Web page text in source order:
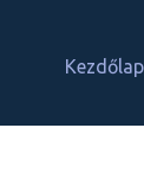
Kezdőlap